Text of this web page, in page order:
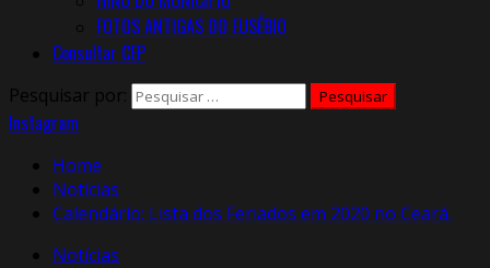
FOTOS ANTIGAS DO EUSÉBIO
Consultar CEP
Pesquisar por:
Instagram
Home
Notícias
Calendário: Lista dos Feriados em 2020 no Ceará.
Notícias